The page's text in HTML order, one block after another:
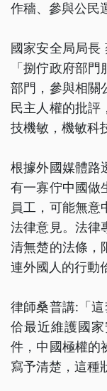
作穡、參與公民
國家安全局局長
「捌佇政府部
部門，參與相關
民主人權的批評
技機敏，機敏科
根據外國媒體路
有一寡佇中國做
員工，可能無意
法律意見。法律
清無楚的法條，
連外國人的行動
律師桑普講:「
佮最近維護國
件，中國極權的
寫予清楚，這種